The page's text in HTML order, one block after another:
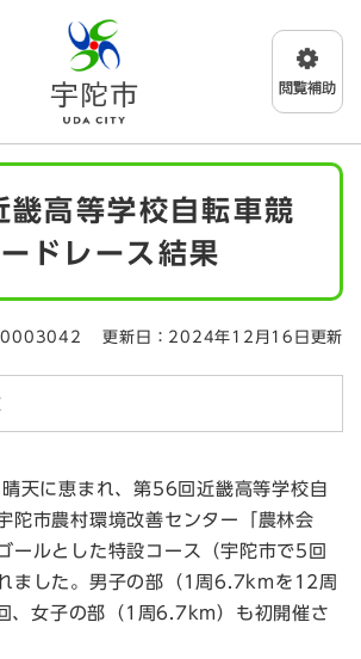
メニューを飛ばして本文へ
高等学校自転車競
ドレース結果
0003042 更新日：2024年12月16日更新
天に恵まれ、第56回近畿高等学校自
陀市農村環境改善センター「農林会
ールとした特設コース（宇陀市で5回
ました。男子の部（1周6.7kmを12周
、女子の部（1周6.7km）も初開催さ